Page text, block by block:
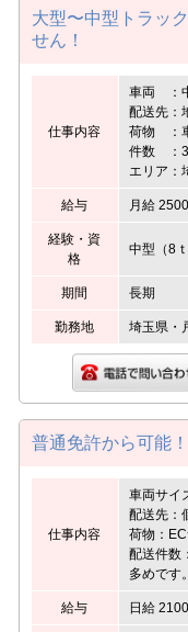
大型〜中型トラッ
せん！
仕事内容
車両 ：
配送先：
荷物 ：
件数 ：3
エリア：
給与 月給
経験・資
格
中型（8
期間 長期
勤務地 埼玉県・
普通免許から可能
仕事内容
車両サイ
配送先：
荷物：
配送件数
多めです。
給与 日給